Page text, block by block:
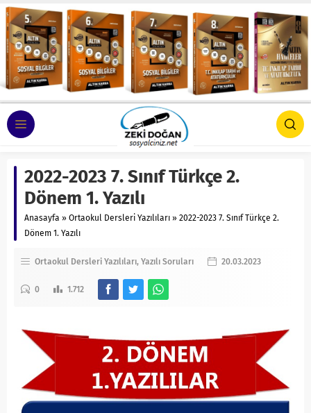
2022-2023 7. Sınıf Türkçe 2.
Dönem 1. Yazılı
Anasayfa » Ortaokul Dersleri Yazılıları » 2022-2023 7. Sınıf Türkçe 2.
Dönem 1. Yazılı
Ortaokul Dersleri Yazılıları Yazılı Soruları 20.03.2023
0 1.712